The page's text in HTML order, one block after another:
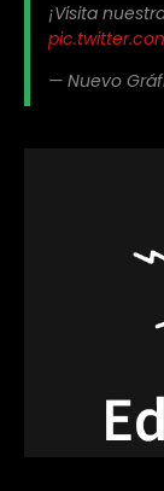
¡Visita
— Nuevo